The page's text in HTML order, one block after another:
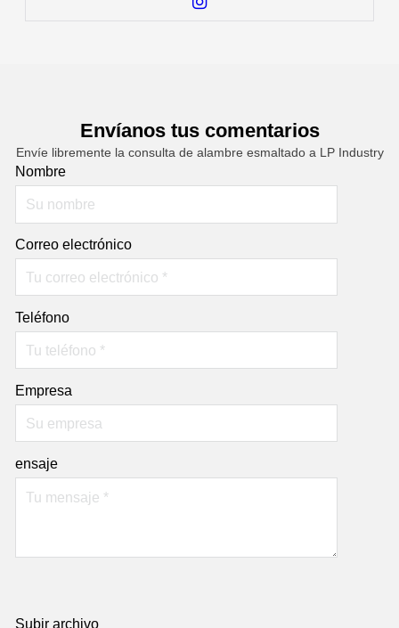
Envíanos tus comentarios
Envíe libremente la consulta de alambre esmaltado a LP Industry
Nombre
Correo electrónico
Teléfono
Empresa
ensaje
Subir archivo